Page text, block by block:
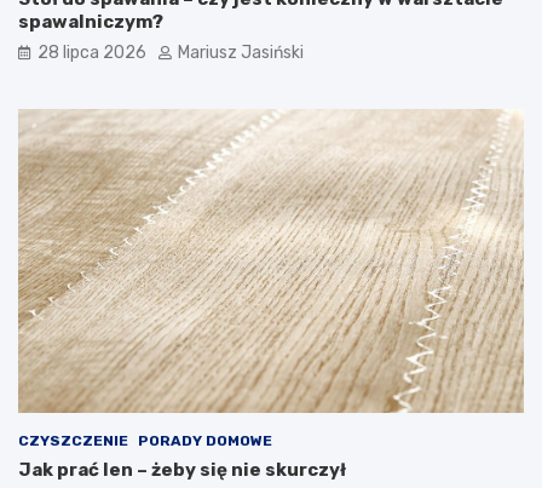
spawalniczym?
28 lipca 2026 Mariusz Jasiński
CZYSZCZENIE PORADY DOMOWE
Jak prać len – żeby się nie skurczył